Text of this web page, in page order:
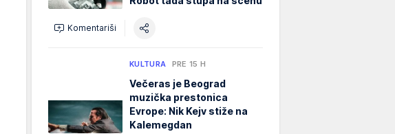
Komentariši
KULTURA PRE 15 H
Večeras je Beograd
muzička prestonica
Evrope: Nik Kejv stiže na
Kalemegdan